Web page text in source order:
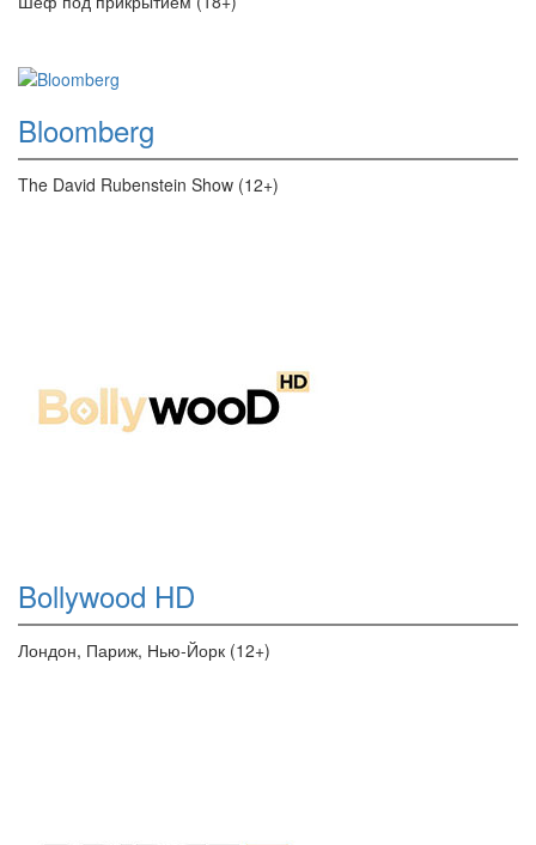
Bloomberg
The David Rubenstein Show (12+)
Bollywood HD
Лондон, Париж, Нью-Йорк (12+)